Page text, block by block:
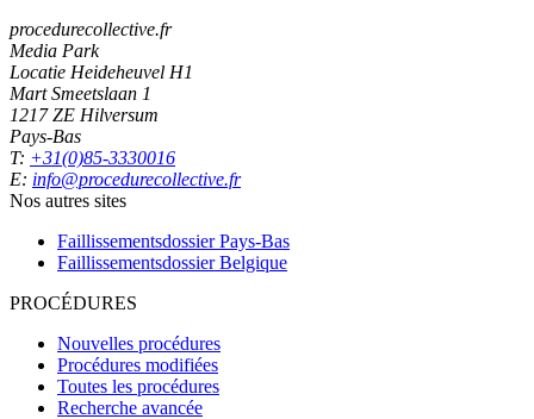
procedurecollective.fr
Media Park
Locatie Heideheuvel H1
Mart Smeetslaan 1
1217 ZE Hilversum
Pays-Bas
T: +31(0)85-3330016
E: info@procedurecollective.fr
Nos autres sites
Faillissementsdossier Pays-Bas
Faillissementsdossier Belgique
PROCÉDURES
Nouvelles procédures
Procédures modifiées
Toutes les procédures
Recherche avancée